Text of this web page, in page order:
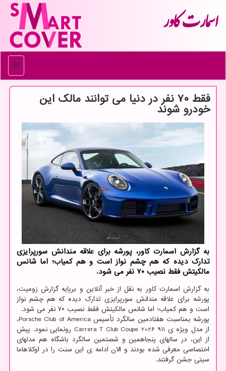
اسمارت كاور
منو
فقط ۷۰ نفر در دنیا می توانند مالک این
خودرو شوند
به گزارش اسمارت کاور، پورشه برای علاقه مندانش سورپرایزی
تدارک دیده که هم چشم نواز است و هم کمیاب؛ اما شانس
مالکیتش فقط نصیب ۷۰ نفر می شود.
به گزارش اسمارت کاور به نقل از خبر آنلاین و برپایه گزارش زومیت،
پورشه برای علاقه مندانش سورپرایزی تدارک دیده که هم چشم نواز
است و هم کمیاب؛ اما شانس مالکیتش فقط نصیب ۷۰ نفر می شود.
پورشه بمناسبت هفتادمین سالگرد تأسیس Porsche Club of America،
از مدل ویژه ی 911 Carrera T Club Coupe 2026 رونمایی نمود. پیش
از این، در سالهای پنجاهمین و شصتمین سالگرد باشگاه هم مدلهای
اختصاصی معرفی شده بودند و الان ادامه ی این سنت را در اوکلاهاما
سیتی جشن گرفتند.